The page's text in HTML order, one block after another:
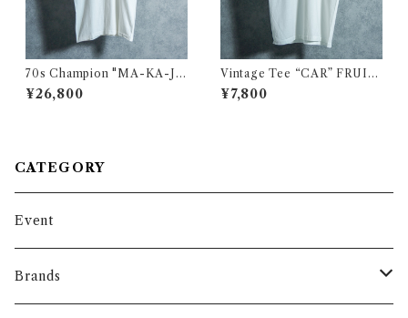
70s Champion "MA-KA-JA
-WAN" Vintage Tee USA製
ヴィンテージ Tシャツ チャン
¥26,800
Vintage Tee “CAR” FRUIT
OF THE LOOMヴィンテー
ジ Tシャツ フルーツオブザル
¥7,800
CATEGORY
Event
Brands